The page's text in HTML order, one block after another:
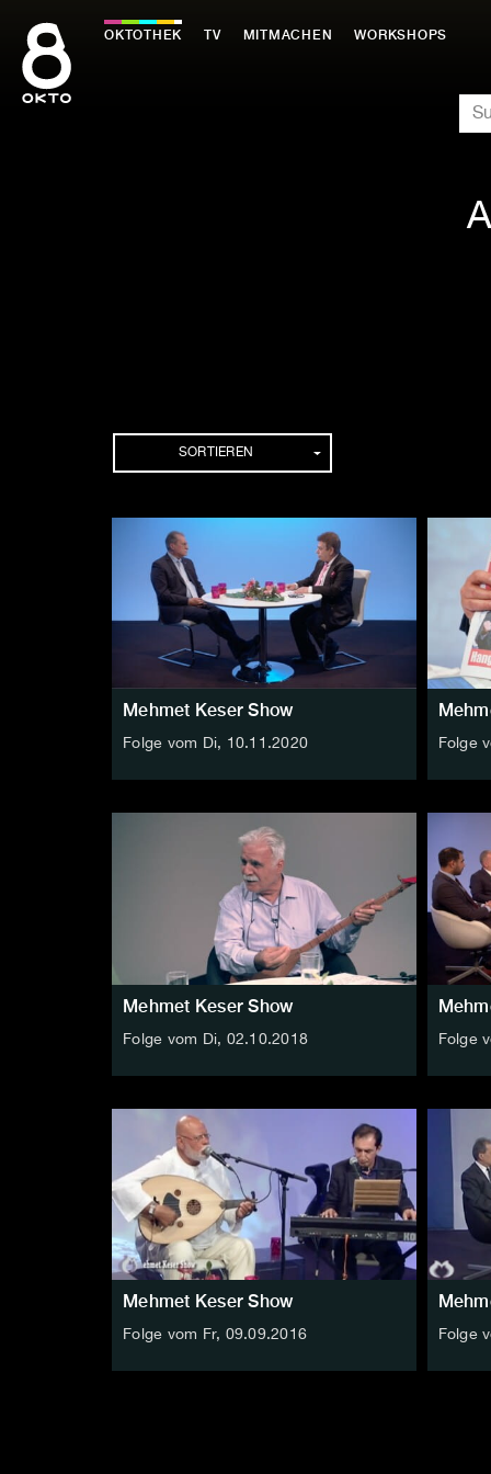
Inhalt
springen
OKTOTHEK TV MITMACHEN WORKSHOPS
SORTIEREN
Mehmet Keser Show
Folge vom Di, 10.11.2020 Folge
Mehmet Keser Show
Folge vom Di, 02.10.2018 Folge
Mehmet Keser Show
Folge vom Fr, 09.09.2016 Folge